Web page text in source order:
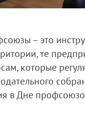
– это
те
которые
в Дне